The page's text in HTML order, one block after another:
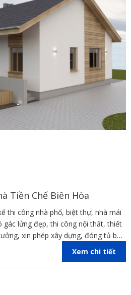
Tiền Chế Biên Hòa
thi công nhà phố, biệt thự, nhà mái
gác lửng đẹp, thi công nội thất, thiết
xin phép xây dựng, đóng tủ bếp
Bình Dương, TP Hồ Chí Minh,
Xem chi tiết